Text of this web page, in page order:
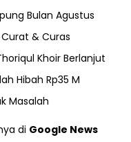
Bulan Agustus
& Curas
Khoir Berlanjut
Hibah Rp35 M
Masalah
di Google News